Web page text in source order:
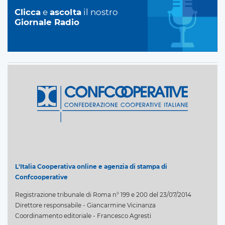
Clicca e ascolta il nostro
Giornale Radio
L'Italia Cooperativa online e agenzia di stampa di
Confcooperative
Registrazione tribunale di Roma n° 199 e 200 del 23/07/2014
Direttore responsabile - Giancarmine Vicinanza
Coordinamento editoriale - Francesco Agresti